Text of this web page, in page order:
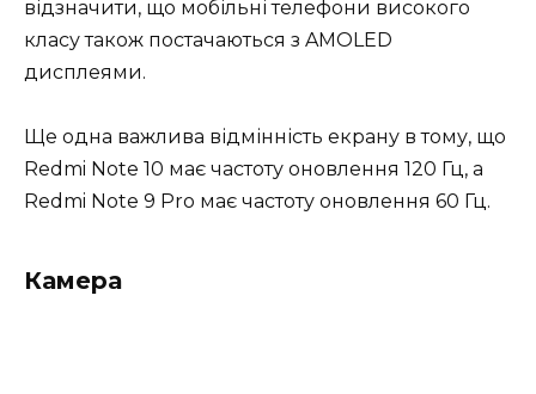
відзначити, що мобільні телефони високого
класу також постачаються з AMOLED
дисплеями.
Ще одна важлива відмінність екрану в тому, що
Redmi Note 10 має частоту оновлення 120 Гц, а
Redmi Note 9 Pro має частоту оновлення 60 Гц.
Камера